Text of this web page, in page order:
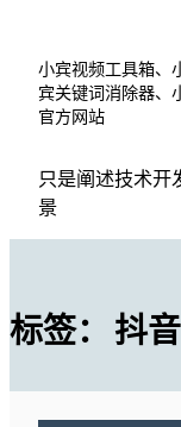
小宾视频工具箱、
宾关键词消除器、
官方网站
只是阐述技术开
景
标签： 抖